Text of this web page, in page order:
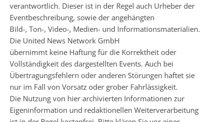
verantwortlich. Dieser ist in der Regel auch Urheber der
Eventbeschreibung, sowie der angehängten
Bild-, Ton-, Video-, Medien- und Informationsmaterialien.
Die United News Network GmbH
übernimmt keine Haftung für die Korrektheit oder
Vollständigkeit des dargestellten Events. Auch bei
Übertragungsfehlern oder anderen Störungen haftet sie
nur im Fall von Vorsatz oder grober Fahrlässigkeit.
Die Nutzung von hier archivierten Informationen zur
Eigeninformation und redaktionellen Weiterverarbeitung